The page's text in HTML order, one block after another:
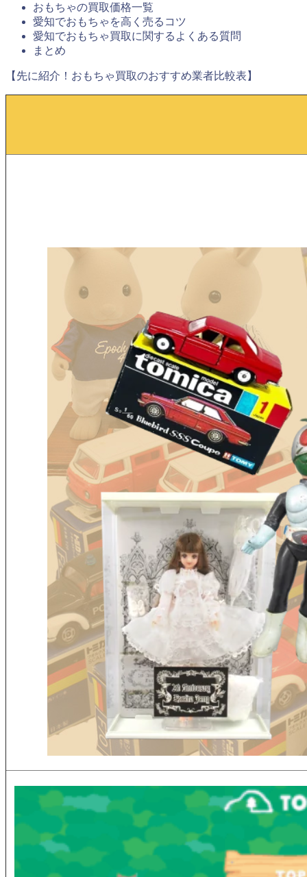
おもちゃの買取価格一覧
愛知でおもちゃを高く売るコツ
愛知でおもちゃ買取に関するよくある質問
まとめ
【先に紹介！おもちゃ買取のおすすめ業者比較表】